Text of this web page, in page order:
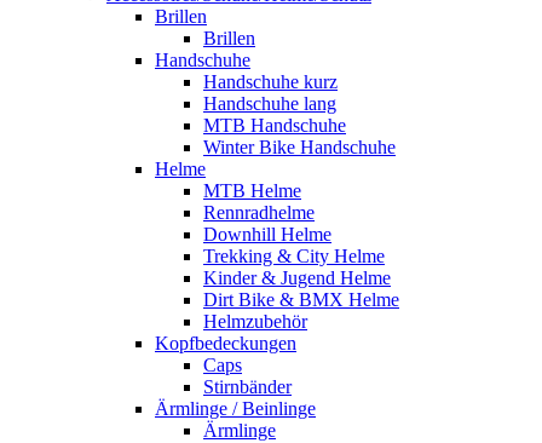
Brillen
Brillen
Handschuhe
Handschuhe kurz
Handschuhe lang
MTB Handschuhe
Winter Bike Handschuhe
Helme
MTB Helme
Rennradhelme
Downhill Helme
Trekking & City Helme
Kinder & Jugend Helme
Dirt Bike & BMX Helme
Helmzubehör
Kopfbedeckungen
Caps
Stirnbänder
Ärmlinge / Beinlinge
Ärmlinge